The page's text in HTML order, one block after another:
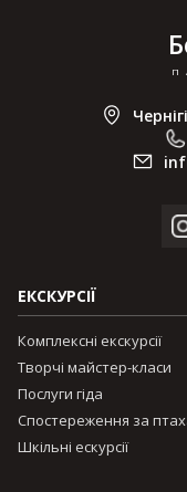
ЕКСКУРСІЇ
Комплексні екскурсії
Творчі майстер-класи
Послуги гіда
Спостереження за
Шкільні ескурсії